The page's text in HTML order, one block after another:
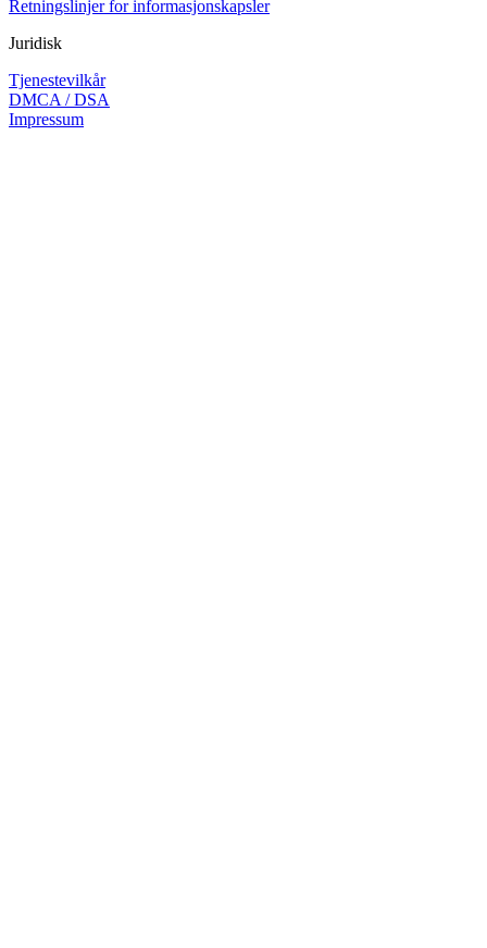
Retningslinjer for informasjonskapsler
Juridisk
Tjenestevilkår
DMCA / DSA
Impressum